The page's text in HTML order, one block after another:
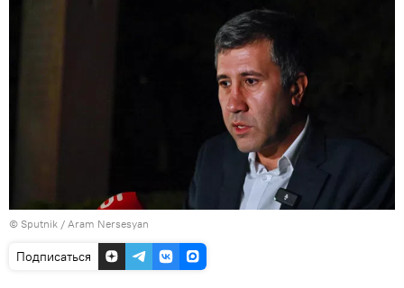
© Sputnik / Aram Nersesyan
Подписаться